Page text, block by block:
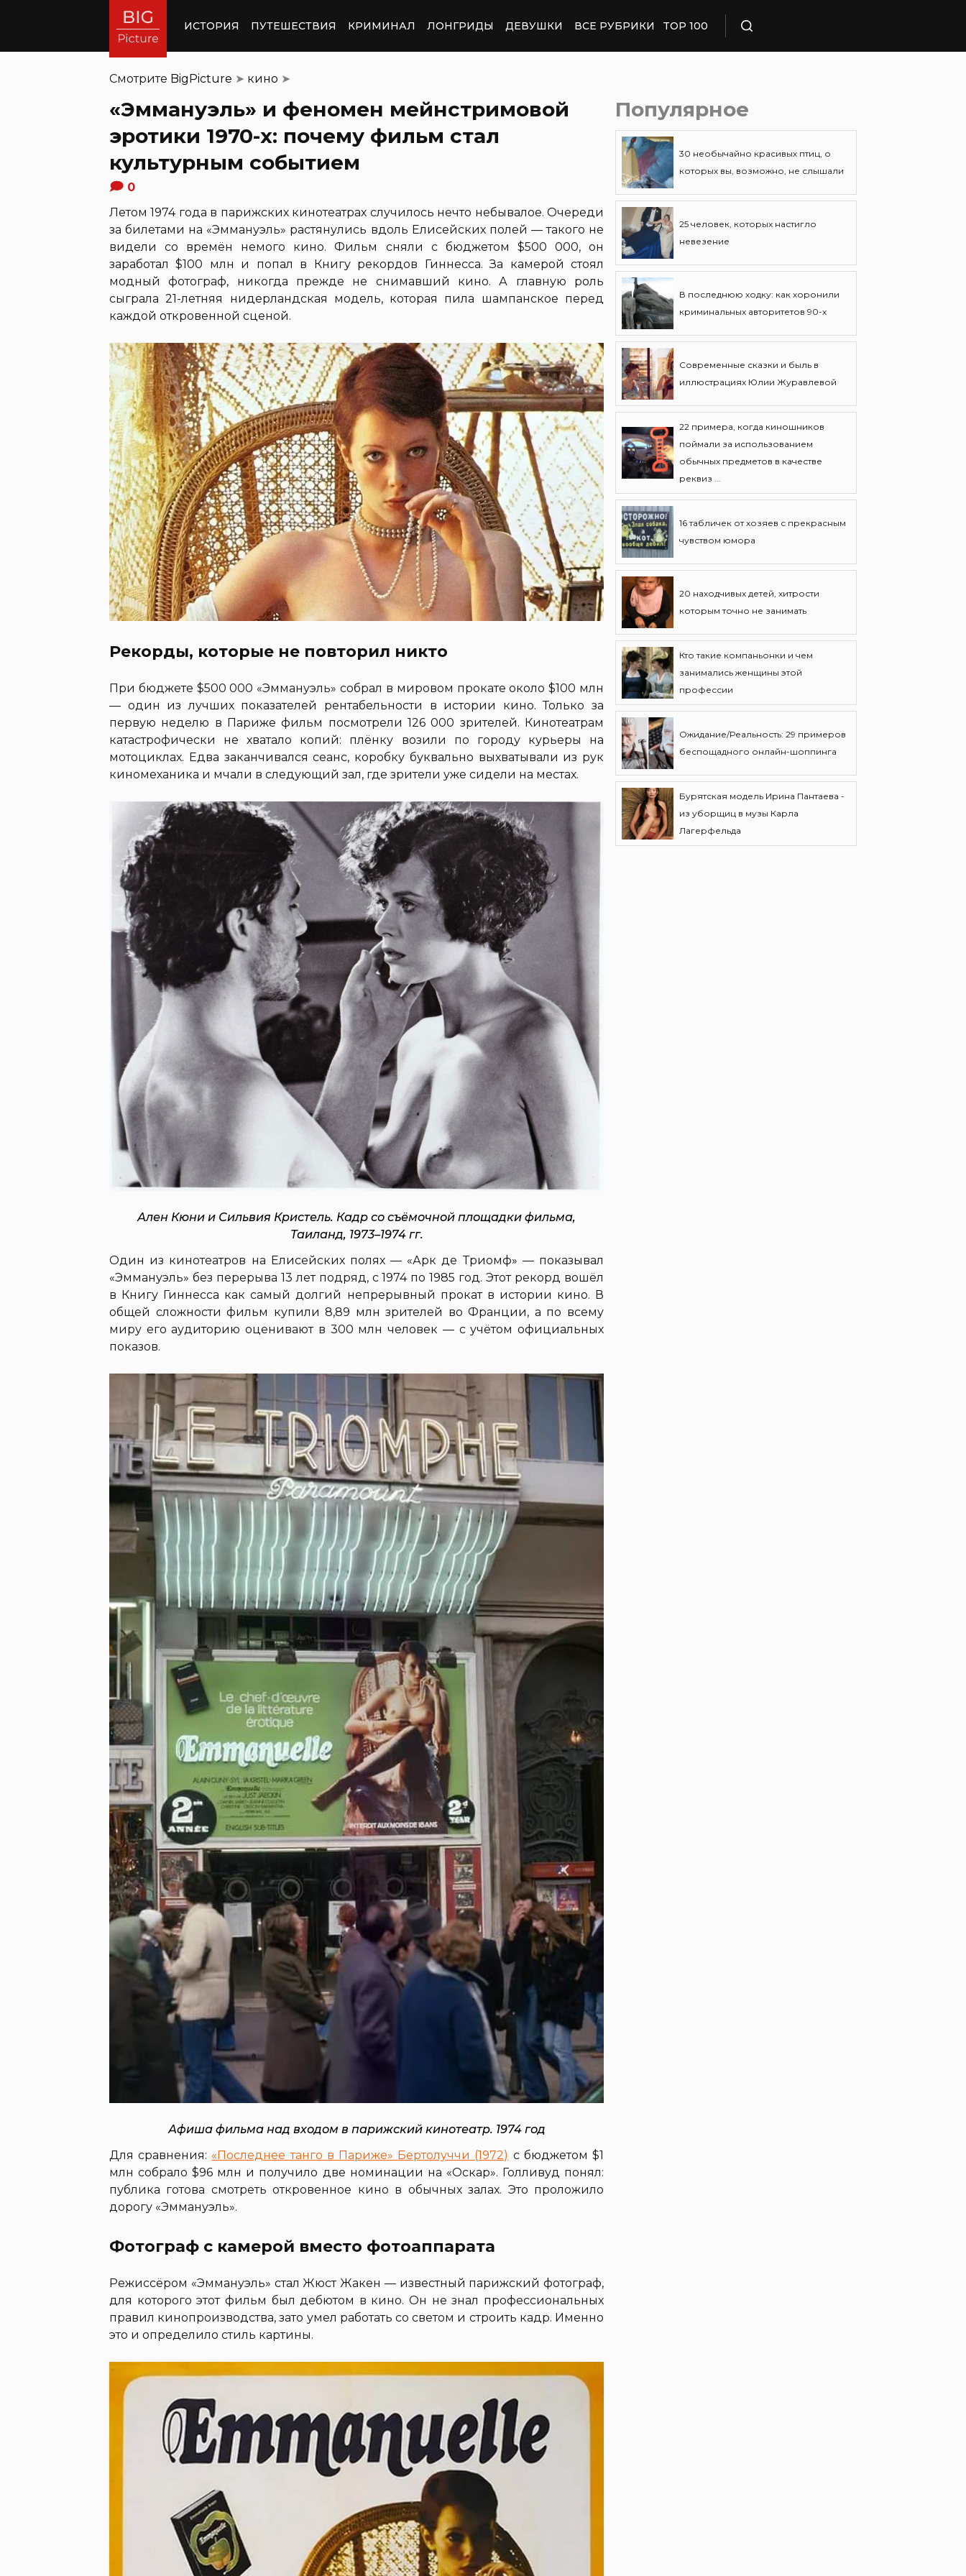
ИСТОРИЯ ПУТЕШЕСТВИЯ КРИМИНАЛ ЛОНГРИДЫ ДЕВУШКИ ВСЕ РУБРИКИ TOP 100
Смотрите BigPicture ➤ кино ➤
«Эммануэль» и феномен мейнстримовой
эротики 1970-х: почему фильм стал
культурным событием
0
Летом 1974 года в парижских кинотеатрах случилось нечто небывалое. Очереди
за билетами на «Эммануэль» растянулись вдоль Елисейских полей — такого не
видели со времён немого кино. Фильм сняли с бюджетом $500 000, он
заработал $100 млн и попал в Книгу рекордов Гиннесса. За камерой стоял
модный фотограф, никогда прежде не снимавший кино. А главную роль
сыграла 21-летняя нидерландская модель, которая пила шампанское перед
каждой откровенной сценой.
Рекорды, которые не повторил никто
При бюджете $500 000 «Эммануэль» собрал в мировом прокате около $100 млн
— один из лучших показателей рентабельности в истории кино. Только за
первую неделю в Париже фильм посмотрели 126 000 зрителей. Кинотеатрам
катастрофически не хватало копий: плёнку возили по городу курьеры на
мотоциклах. Едва заканчивался сеанс, коробку буквально выхватывали из рук
киномеханика и мчали в следующий зал, где зрители уже сидели на местах.
Ален Кюни и Сильвия Кристель. Кадр со съёмочной площадки фильма,
Таиланд, 1973–1974 гг.
Один из кинотеатров на Елисейских полях — «Арк де Триомф» — показывал
«Эммануэль» без перерыва 13 лет подряд, с 1974 по 1985 год. Этот рекорд вошёл
в Книгу Гиннесса как самый долгий непрерывный прокат в истории кино. В
общей сложности фильм купили 8,89 млн зрителей во Франции, а по всему
миру его аудиторию оценивают в 300 млн человек — с учётом официальных
показов.
Афиша фильма над входом в парижский кинотеатр. 1974 год
Для сравнения: «Последнее танго в Париже» Бертолуччи (1972) с бюджетом $1
млн собрало $96 млн и получило две номинации на «Оскар». Голливуд понял:
публика готова смотреть откровенное кино в обычных залах. Это проложило
дорогу «Эммануэль».
Фотограф с камерой вместо фотоаппарата
Режиссёром «Эммануэль» стал Жюст Жакен — известный парижский фотограф,
для которого этот фильм был дебютом в кино. Он не знал профессиональных
правил кинопроизводства, зато умел работать со светом и строить кадр. Именно
это и определило стиль картины.
Популярное
30 необычайно красивых птиц, о
которых вы, возможно, не слышали
25 человек, которых настигло
невезение
В последнюю ходку: как хоронили
криминальных авторитетов 90-х
Современные сказки и быль в
иллюстрациях Юлии Журавлевой
22 примера, когда киношников
поймали за использованием
обычных предметов в качестве
реквиз ...
16 табличек от хозяев с прекрасным
чувством юмора
20 находчивых детей, хитрости
которым точно не занимать
Кто такие компаньонки и чем
занимались женщины этой
профессии
Ожидание/Реальность: 29 примеров
беспощадного онлайн-шоппинга
Бурятская модель Ирина Пантаева -
из уборщиц в музы Карла
Лагерфельда